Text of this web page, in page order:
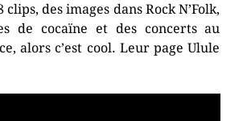
des images dans Rock N’Folk,
de cocaïne et des concerts au
alors c’est cool. Leur page Ulule